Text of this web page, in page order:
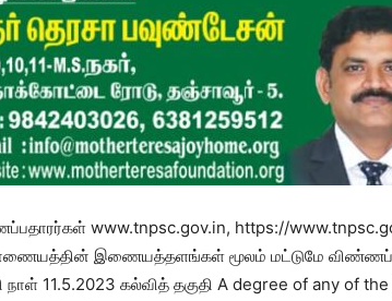
www.tnpsc.gov.in, https://
இணையத்தளங்கள் மூலம் மட்டுமே
நாள் 11.5.2023 கல்வித் தகுதி A degree of any of